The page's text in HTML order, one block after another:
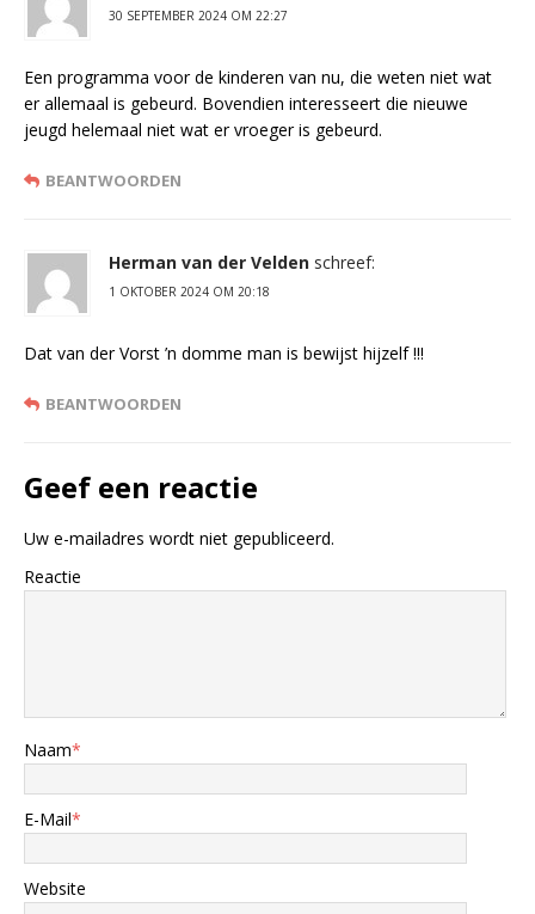
30 SEPTEMBER 2024 OM 22:27
Een programma voor de kinderen van nu, die weten niet wat
er allemaal is gebeurd. Bovendien interesseert die nieuwe
jeugd helemaal niet wat er vroeger is gebeurd.
BEANTWOORDEN
Herman van der Velden schreef:
1 OKTOBER 2024 OM 20:18
Dat van der Vorst ’n domme man is bewijst hijzelf !!!
BEANTWOORDEN
Geef een reactie
Uw e-mailadres wordt niet gepubliceerd.
Reactie
Naam*
E-Mail*
Website